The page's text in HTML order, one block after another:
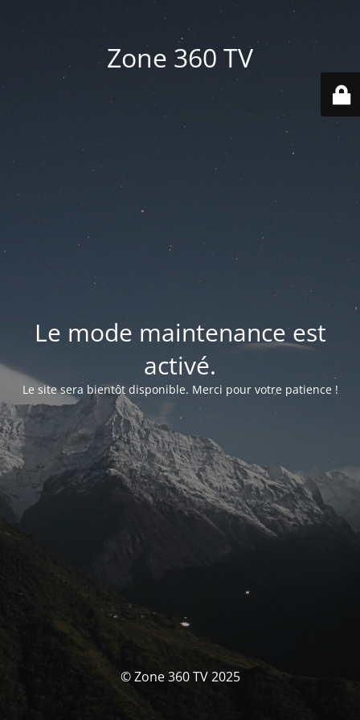
Zone 360 TV
Le mode maintenance est
activé.
Le site sera bientôt disponible. Merci pour votre patience !
© Zone 360 TV 2025